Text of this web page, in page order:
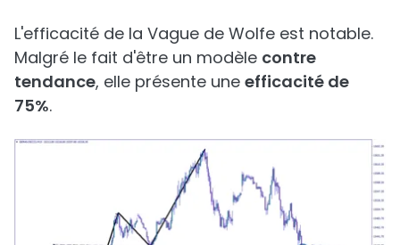
L'efficacité de la Vague de Wolfe est notable.
Malgré le fait d'être un modèle contre
tendance, elle présente une efficacité de
75%.